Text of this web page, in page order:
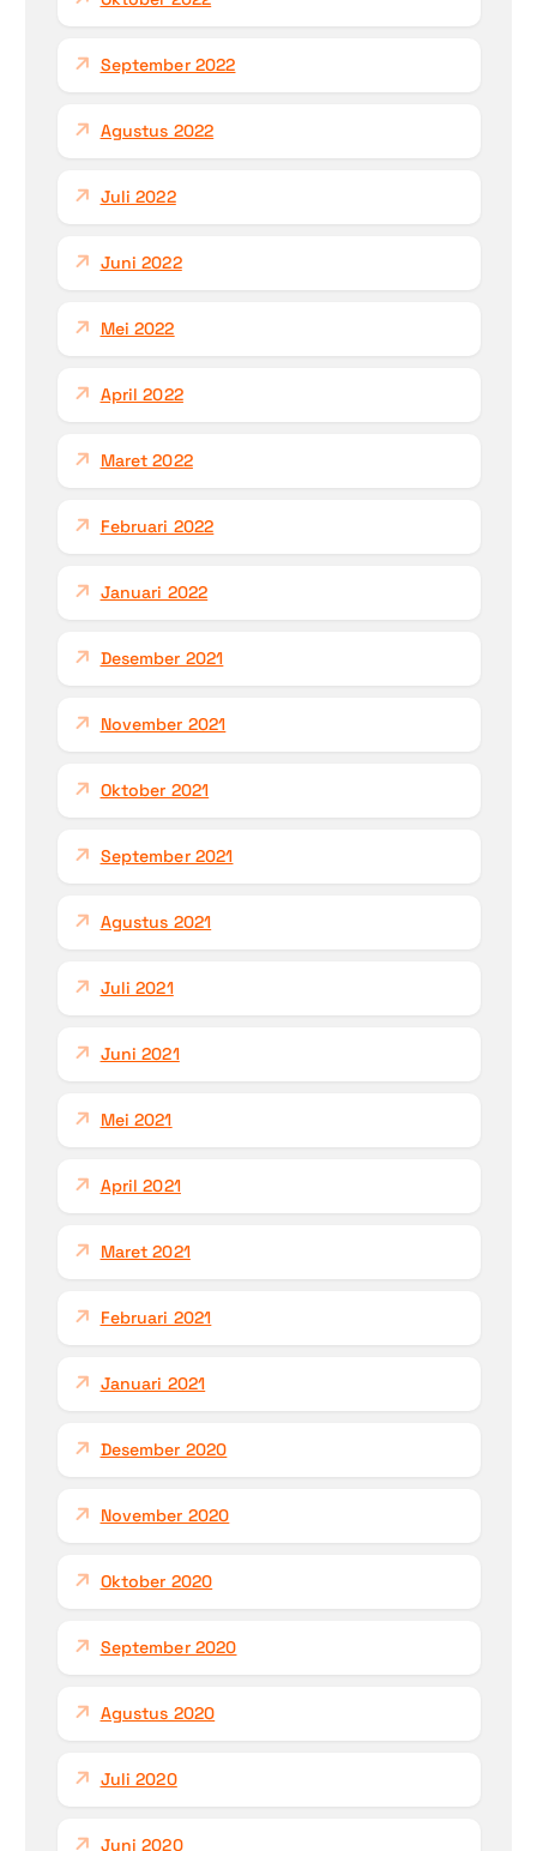
September 2022
Agustus 2022
Juli 2022
Juni 2022
Mei 2022
April 2022
Maret 2022
Februari 2022
Januari 2022
Desember 2021
November 2021
Oktober 2021
September 2021
Agustus 2021
Juli 2021
Juni 2021
Mei 2021
April 2021
Maret 2021
Februari 2021
Januari 2021
Desember 2020
November 2020
Oktober 2020
September 2020
Agustus 2020
Juli 2020
Juni 2020